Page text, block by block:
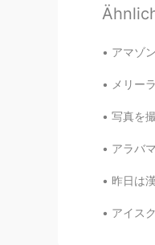
アマゾンの熱
メリーランド
写真を撮って
アラバマはあ
昨日は漢字を
アイスクリー